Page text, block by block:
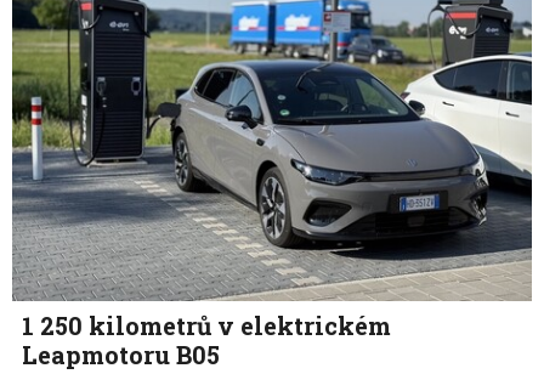
1 250 kilometrů v elektrickém
Leapmotoru B05